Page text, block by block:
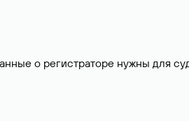
о регистраторе нужны для